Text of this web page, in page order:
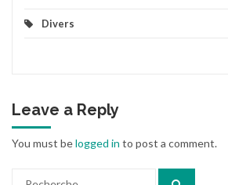
Divers
Leave a Reply
You must belogged in to post a comment.